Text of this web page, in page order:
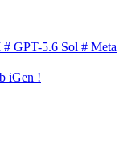
# GPT-5.6 Sol # Meta
iGen !